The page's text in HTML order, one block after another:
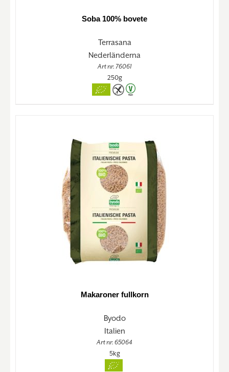
Soba 100% bovete
Terrasana
Nederländerna
Art nr. 76061
250g
Makaroner fullkorn
Byodo
Italien
Art nr. 65064
5kg